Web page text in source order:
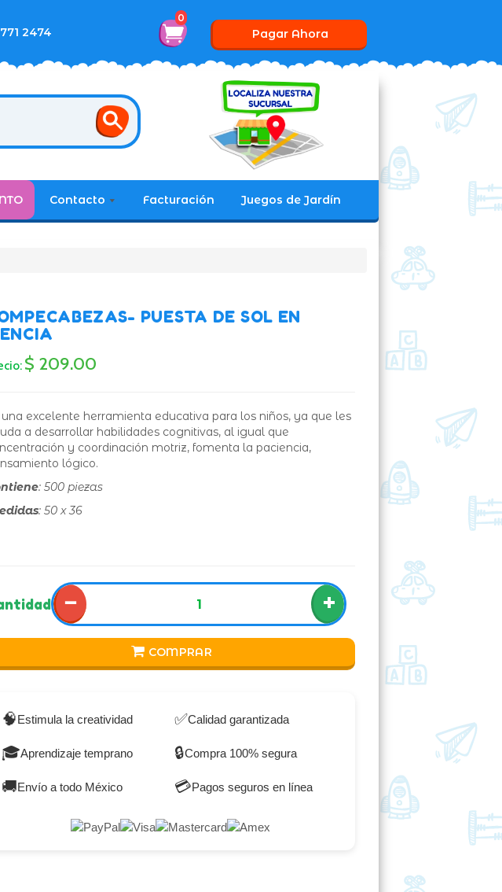
2474
0
Pagar Ahora
Contacto Facturación Juegos de Jardín
PUESTA DE SOL EN
$ 209.00
una excelente herramienta educativa para los niños, ya que les
a desarrollar habilidades cognitivas, al igual que
y coordinación motriz, fomenta la paciencia,
lógico.
: 500 piezas
: 50 x 36
− +
COMPRAR
🧠Estimula la creatividad ✅Calidad garantizada
🎓Aprendizaje temprano 🔒Compra 100% segura
🚚Envío a todo México 💳Pagos seguros en línea